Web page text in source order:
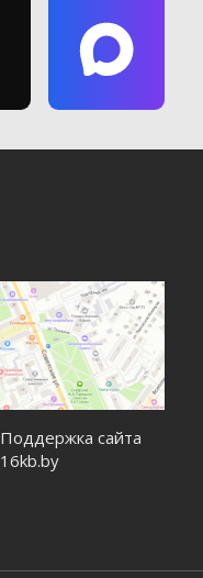
Поддержка сайта
16kb.by